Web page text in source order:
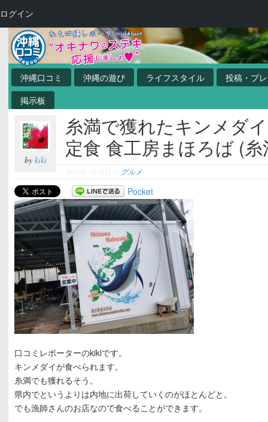
沖縄口コミ 沖縄の遊び ライフスタイル
投稿・プ
掲示板
by kiki
糸満で獲れたキンメダ
定食 食工房まほろば (
グルメ
Pocket
口コミレポーターのkikiです。
キンメダイが食べられます。
糸満でも獲れるそう。
県内でというよりは内地に出荷していくのがほとんどと。
でも漁師さんのお店なので食べることができます。
ログイン